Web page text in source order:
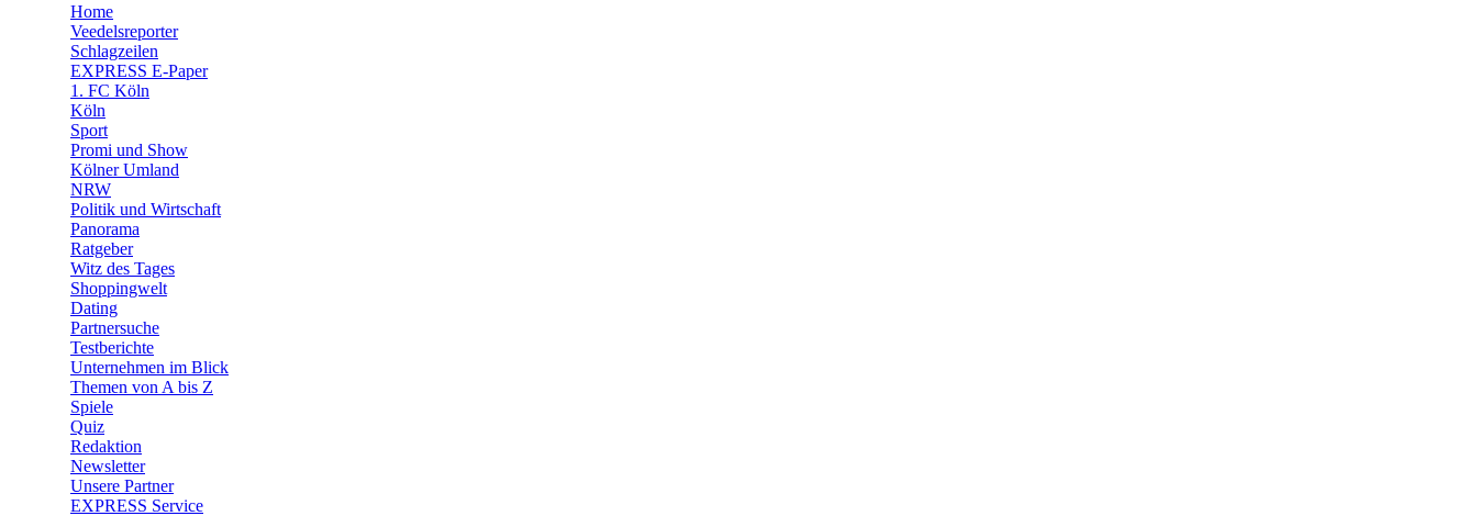
🛒 Shoppingwelt
🧩 Spiele
Home
Veedelsreporter
Schlagzeilen
EXPRESS E-Paper
1. FC Köln
Köln
Sport
Promi und Show
Kölner Umland
NRW
Politik und Wirtschaft
Panorama
Ratgeber
Witz des Tages
Shoppingwelt
Dating
Partnersuche
Testberichte
Unternehmen im Blick
Themen von A bis Z
Spiele
Quiz
Redaktion
Newsletter
Unsere Partner
EXPRESS Service